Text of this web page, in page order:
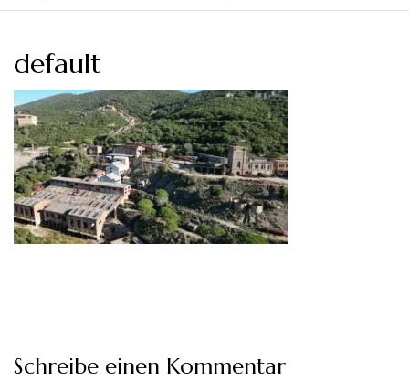
default
Schreibe einen Kommentar